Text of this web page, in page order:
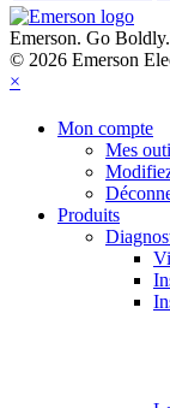
Emerson. Go Boldly.
© 2026 Emerson
×
Mon compte
Mes
Produits